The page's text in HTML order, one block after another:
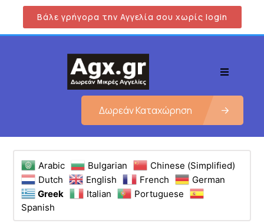
Βάλε γρήγορα την Αγγελία σου χωρίς login
Δωρεάν Καταχώρηση
Arabic Bulgarian
Chinese (Simplified)
Dutch
English French
German
Greek
Italian
Portuguese
Spanish